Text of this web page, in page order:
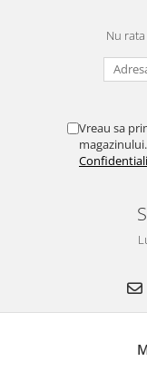
Nu
Vreau sa